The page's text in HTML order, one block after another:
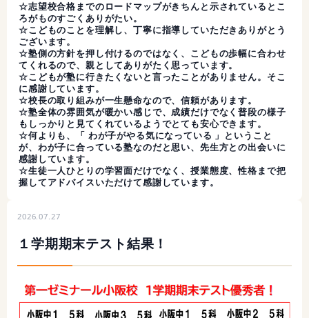
☆志望校合格までのロードマップがきちんと示されているとこ
ろがものすごくありがたい。
☆こどものことを理解し、丁寧に指導していただきありがとう
ございます。
☆塾側の方針を押し付けるのではなく、こどもの歩幅に合わせ
てくれるので、親としてありがたく思っています。
☆こどもが塾に行きたくないと言ったことがありません。そこ
に感謝しています。
☆校長の取り組みが一生懸命なので、信頼があります。
☆塾全体の雰囲気が暖かい感じで、成績だけでなく普段の様子
もしっかりと見てくれているようでとても安心できます。
☆何よりも、「 わが子がやる気になっている 」ということ
が、わが子に合っている塾なのだと思い、先生方との出会いに
感謝しています。
☆生徒一人ひとりの学習面だけでなく、授業態度、性格まで把
握してアドバイスいただけて感謝しています。
2026.07.27
１学期期末テスト結果！